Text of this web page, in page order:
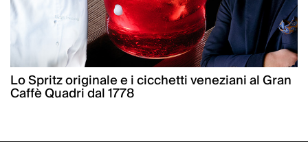
Lo Spritz originale e i cicchetti veneziani al Gran
Caffè Quadri dal 1778